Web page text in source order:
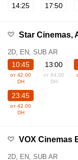
14:25 17:50
Star Cinemas,
2D, EN, SUB AR
10:45
от 42.00
DH
13:00
от 84.00
DH
23:45
от 42.00
DH
VOX Cinemas
2D, EN, SUB AR